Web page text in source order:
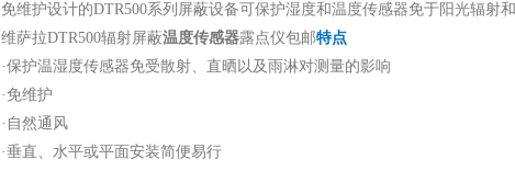
免维护设计的DTR500系列屏蔽设备可保护湿度和温度传感器免于阳光辐射和
维萨拉DTR500辐射屏蔽温度传感器露点仪包邮特点
·保护温湿度传感器免受散射、直晒以及雨淋对测量的影响
· 免维护
· 自然通风
·垂直、水平或平面安装简便易行